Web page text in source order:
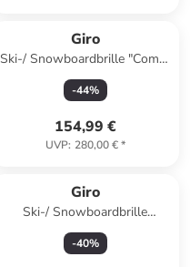
Giro
Ski-/ Snowboardbrille "Comp"
in Schwarz/ Orange
-44%
154,99 €
UVP: 280,00 €*
Giro
Ski-/ Snowboardbrille
"Contour" in Grau/ Schwarz
-40%